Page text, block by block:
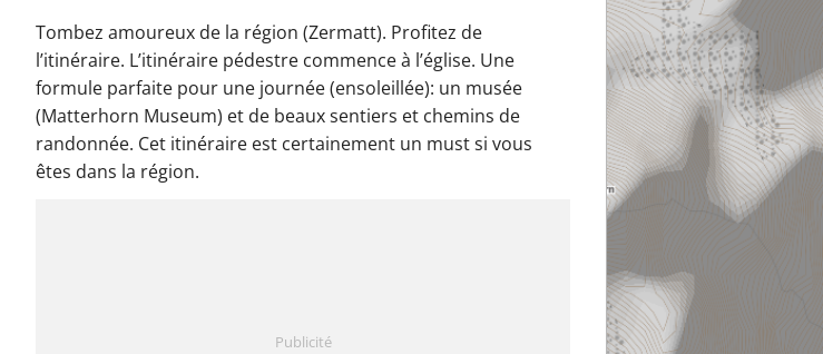
Tombez amoureux de la région (Zermatt). Profitez de
l’itinéraire. L’itinéraire pédestre commence à l’église. Une
formule parfaite pour une journée (ensoleillée): un musée
(Matterhorn Museum) et de beaux sentiers et chemins de
randonnée. Cet itinéraire est certainement un must si vous
êtes dans la région.
Publicité